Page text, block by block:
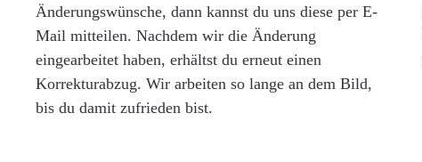
Änderungswünsche, dann kannst du uns diese per E-
Mail mitteilen. Nachdem wir die Änderung
eingearbeitet haben, erhältst du erneut einen
Korrekturabzug. Wir arbeiten so lange an dem Bild,
bis du damit zufrieden bist.